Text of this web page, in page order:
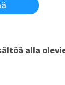
alla